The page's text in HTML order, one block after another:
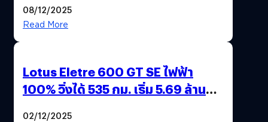
08/12/2025
Read More
Lotus Eletre 600 GT SE ไฟฟ้า
100% วิ่งได้ 535 กม. เริ่ม 5.69 ล้าน
02/12/2025